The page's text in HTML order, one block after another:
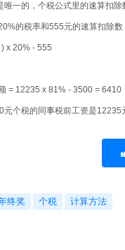
唯一的，个税公式里的速算扣除
的税率和555元的速算扣除数
x 20% - 555
= 12235 x 81% - 3500 = 6410
元个税的同事税前工资是12235
终奖 个税 计算方法